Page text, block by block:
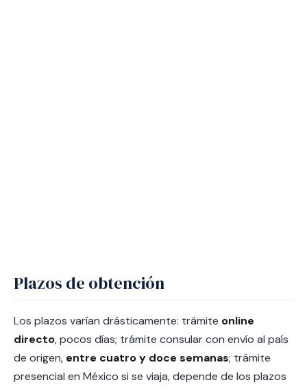
Plazos de obtención
Los plazos varían drásticamente: trámite online
directo, pocos días; trámite consular con envío al país
de origen, entre cuatro y doce semanas; trámite
presencial en México si se viaja, depende de los plazos